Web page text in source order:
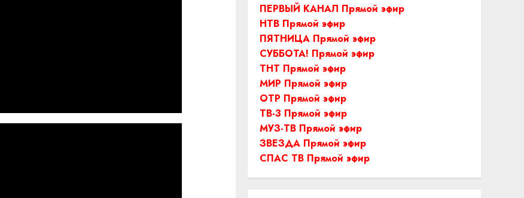
ПЕРВЫЙ КАНАЛ Прямой эфир
НТВ Прямой эфир
ПЯТНИЦА Прямой эфир
СУББОТА! Прямой эфир
ТНТ Прямой эфир
МИР Прямой эфир
ОТР Прямой эфир
ТВ-3 Прямой эфир
МУЗ-ТВ Прямой эфир
ЗВЕЗДА Прямой эфир
СПАС ТВ Прямой эфир